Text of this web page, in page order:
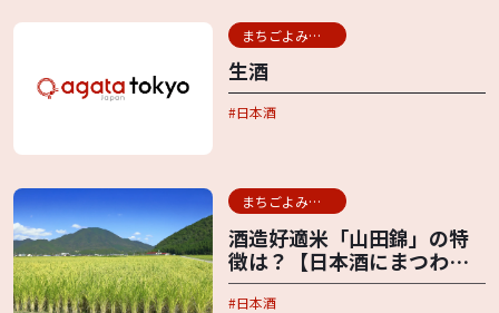
まちごよみ用語辞典
生酒
日本酒
まちごよみ用語辞典
酒造好適米「山田錦」の特
徴は？【日本酒にまつわる
言葉】
日本酒